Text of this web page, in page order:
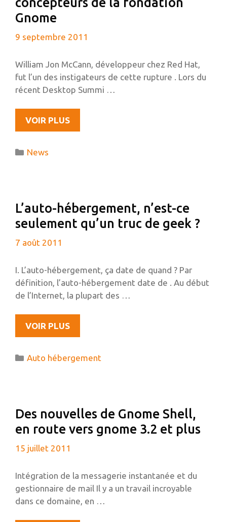
Gnome
9 septembre 2011
William Jon McCann, développeur chez Red Hat,
fut l’un des instigateurs de cette rupture . Lors du
récent Desktop Summi …
VOIR PLUSL’AVENIR
DE
UN
DES
FONDATION
GNOME
Catégories
News
L’auto-hébergement, n’est-ce
seulement qu’un truc de geek ?
7 août 2011
I. L’auto-hébergement, ça date de quand ? Par
définition, l’auto-hébergement date de . Au début
de l’Internet, la plupart des …
VOIR PLUSL’AUTO-
HÉBERGEMENT,
CE
DE
GEEK
Catégories
Auto hébergement
Des nouvelles de Gnome Shell,
en route vers gnome 3.2 et plus
15 juillet 2011
Intégration de la messagerie instantanée et du
gestionnaire de mail Il y a un travail incroyable
dans ce domaine, en …